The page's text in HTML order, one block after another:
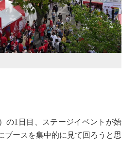
の1日目、ステージイベントが始
ブースを集中的に見て回ろうと思